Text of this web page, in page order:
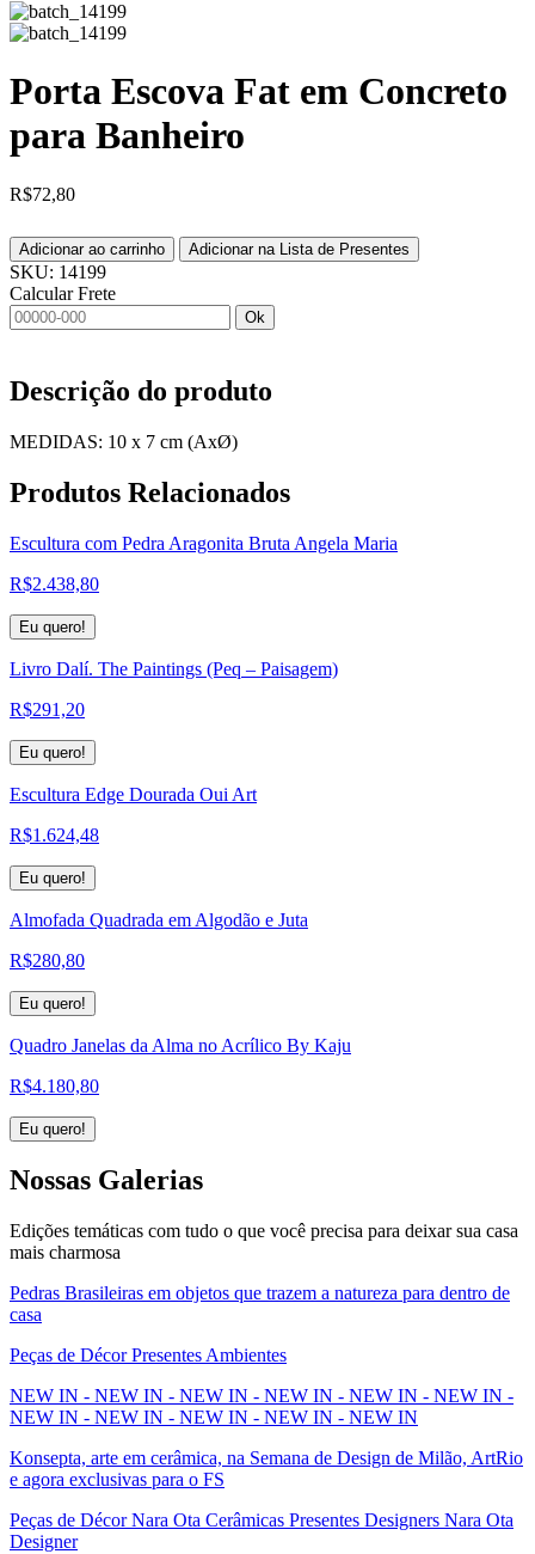
Porta Escova Fat em Concreto
para Banheiro
R$72,80
Adicionar ao carrinho Adicionar na Lista de Presentes
SKU: 14199
Calcular Frete
Ok
Descrição do produto
MEDIDAS: 10 x 7 cm (AxØ)
Produtos Relacionados
Escultura com Pedra Aragonita Bruta Angela Maria
R$2.438,80
Eu quero!
Livro Dalí. The Paintings (Peq – Paisagem)
R$291,20
Eu quero!
Escultura Edge Dourada Oui Art
R$1.624,48
Eu quero!
Almofada Quadrada em Algodão e Juta
R$280,80
Eu quero!
Quadro Janelas da Alma no Acrílico By Kaju
R$4.180,80
Eu quero!
Nossas Galerias
Edições temáticas com tudo o que você precisa para deixar sua casa
mais charmosa
Pedras Brasileiras em objetos que trazem a natureza para dentro de
casa
Peças de Décor Presentes Ambientes
NEW IN - NEW IN - NEW IN - NEW IN - NEW IN - NEW IN -
NEW IN - NEW IN - NEW IN - NEW IN - NEW IN
Konsepta, arte em cerâmica, na Semana de Design de Milão, ArtRio
e agora exclusivas para o FS
Peças de Décor Nara Ota Cerâmicas Presentes Designers Nara Ota
Designer